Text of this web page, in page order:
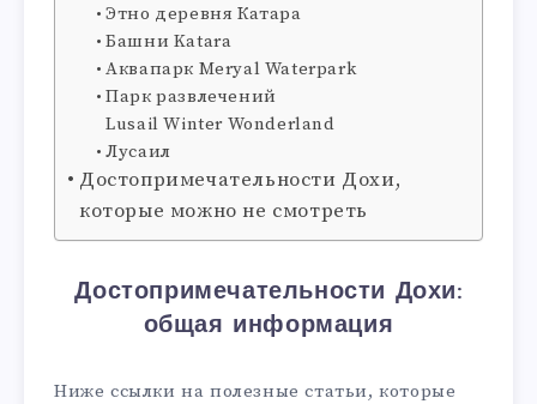
Этно деревня Катара
Башни Katara
Аквапарк Meryal Waterpark
Парк развлечений
Lusail Winter Wonderland
Лусаил
Достопримечательности Дохи,
которые можно не смотреть
Достопримечательности Дохи:
общая информация
Ниже ссылки на полезные статьи, которые